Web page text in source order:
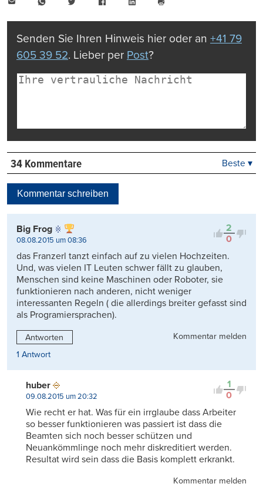
drucken
Senden Sie Ihren Hinweis hier oder an +41 79
605 39 52. Lieber per Post?
34 Kommentare
Kontrovers
Beste ▾
Kommentar schreiben
2
0
Big Frog
08.08.2015 um 08:36
das Franzerl tanzt einfach auf zu vielen Hochzeiten.
Und, was vielen IT Leuten schwer fällt zu glauben,
Menschen sind keine Maschinen oder Roboter, sie
funktionieren nach anderen, nicht weniger
interessanten Regeln ( die allerdings breiter gefasst sind
als Programiersprachen).
Antworten
Kommentar melden
1 Antwort
1
0
huber
09.08.2015 um 20:32
Wie recht er hat. Was für ein irrglaube dass Arbeiter
so besser funktionieren was passiert ist dass die
Beamten sich noch besser schützen und
Neuankömmlinge noch mehr diskreditiert werden.
Resultat wird sein dass die Basis komplett erkrankt.
Kommentar melden